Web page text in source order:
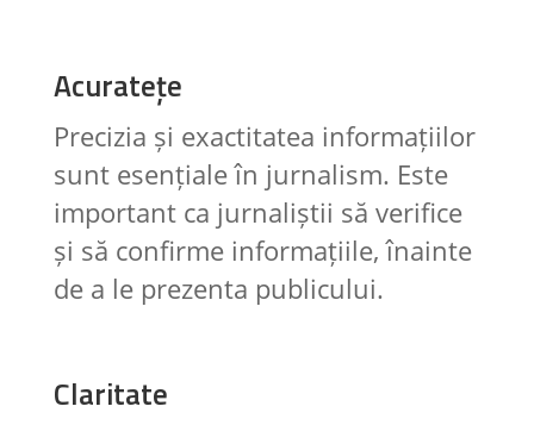
Acuratețe
Precizia și exactitatea informațiilor
sunt esențiale în jurnalism. Este
important ca jurnaliștii să verifice
și să confirme informațiile, înainte
de a le prezenta publicului.
Claritate